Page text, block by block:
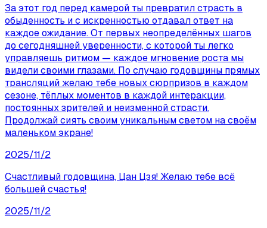
За этот год перед камерой ты превратил страсть в
обыденность и с искренностью отдавал ответ на
каждое ожидание. От первых неопределённых шагов
до сегодняшней уверенности, с которой ты легко
управляешь ритмом — каждое мгновение роста мы
видели своими глазами. По случаю годовщины прямых
трансляций желаю тебе новых сюрпризов в каждом
сезоне, тёплых моментов в каждой интеракции,
постоянных зрителей и неизменной страсти.
Продолжай сиять своим уникальным светом на своём
маленьком экране!
2025/11/2
Счастливый годовщина, Цан Цзя! Желаю тебе всё
большей счастья!
2025/11/2